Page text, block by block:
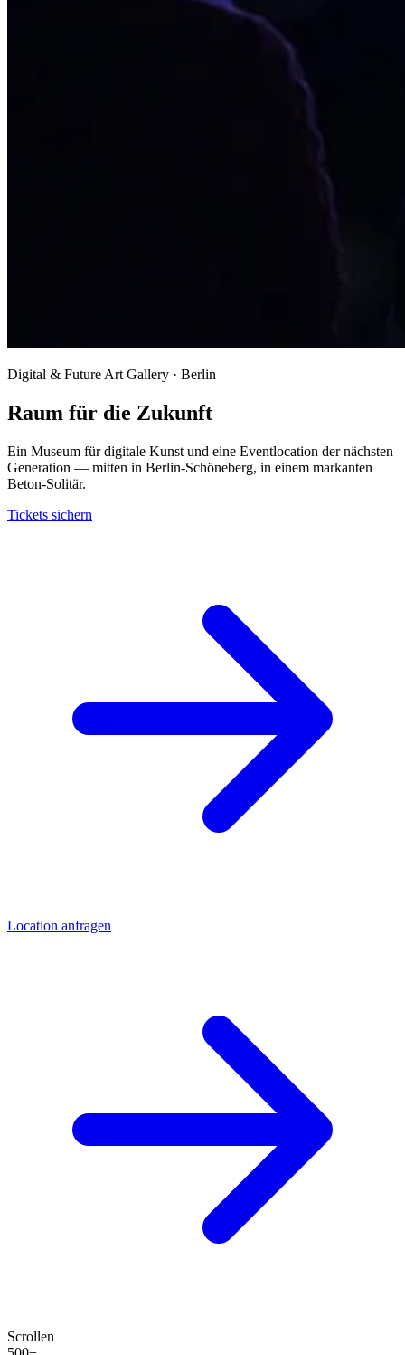
Digital & Future Art Gallery · Berlin
Raum für die Zukunft
Ein Museum für digitale Kunst und eine Eventlocation der nächsten
Generation — mitten in Berlin-Schöneberg, in einem markanten
Beton-Solitär.
Tickets sichern
Location anfragen
Scrollen